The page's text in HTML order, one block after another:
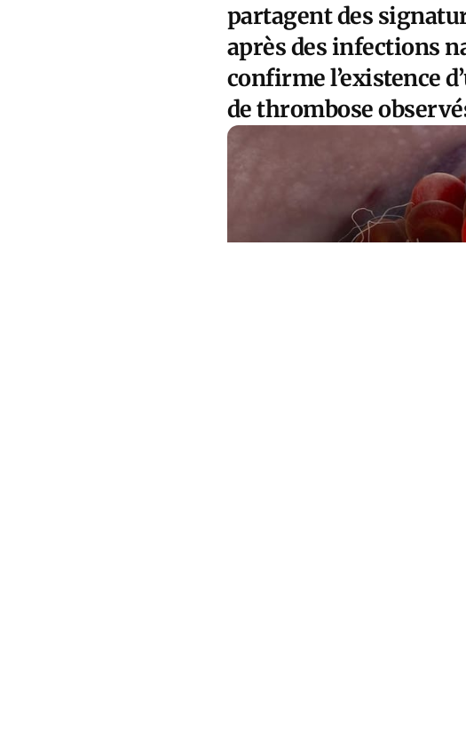
partagent des
après des infections
confirme l’existence
de thrombose